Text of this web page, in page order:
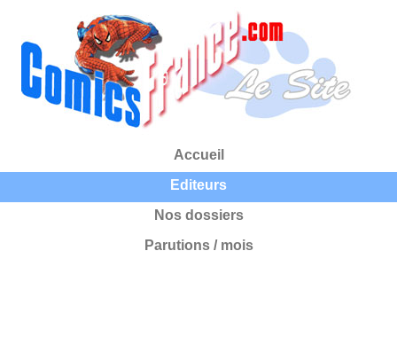
Accueil
Editeurs
Nos dossiers
Parutions / mois